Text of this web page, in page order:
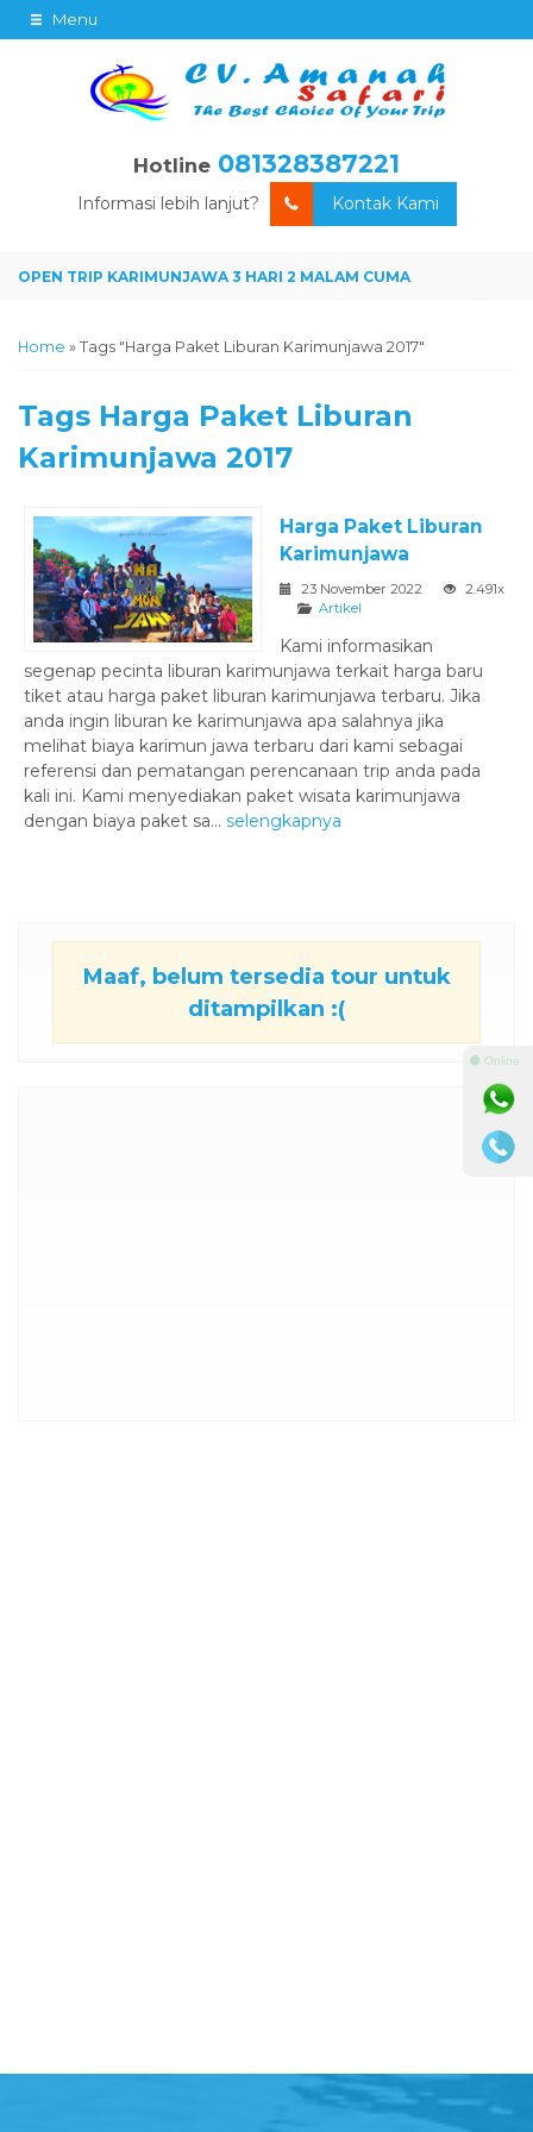
Menu
Hotline 081328387221
Informasi lebih lanjut? Kontak Kami
Home » Tags "Harga Paket Liburan Karimunjawa 2017"
Tags Harga Paket Liburan
Karimunjawa 2017
Harga Paket Liburan
Karimunjawa
23 November 2022
2.491x
Artikel
Kami informasikan
segenap pecinta liburan karimunjawa terkait harga baru
tiket atau harga paket liburan karimunjawa terbaru. Jika
anda ingin liburan ke karimunjawa apa salahnya jika
melihat biaya karimun jawa terbaru dari kami sebagai
referensi dan pematangan perencanaan trip anda pada
kali ini. Kami menyediakan paket wisata karimunjawa
dengan biaya paket sa... selengkapnya
Maaf, belum tersedia tour untuk
ditampilkan :(
⚫ Online